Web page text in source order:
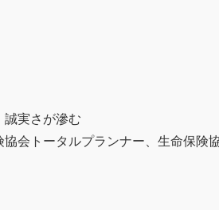
実さが滲む
会トータルプランナー、生命保険